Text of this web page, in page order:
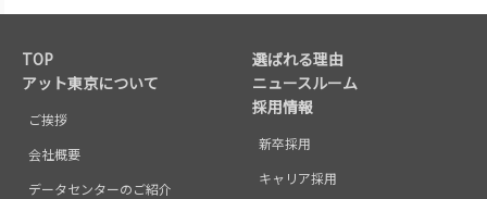
TOP
アット東京について
ご挨拶
会社概要
データセンターのご紹介
選ばれる理由
ニュースルーム
採用情報
新卒採用
キャリア採用